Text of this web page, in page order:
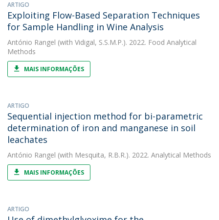
ARTIGO
Exploiting Flow-Based Separation Techniques
for Sample Handling in Wine Analysis
António Rangel (with Vidigal, S.S.M.P.). 2022. Food Analytical
Methods
MAIS INFORMAÇÕES
ARTIGO
Sequential injection method for bi-parametric
determination of iron and manganese in soil
leachates
António Rangel (with Mesquita, R.B.R.). 2022. Analytical Methods
MAIS INFORMAÇÕES
ARTIGO